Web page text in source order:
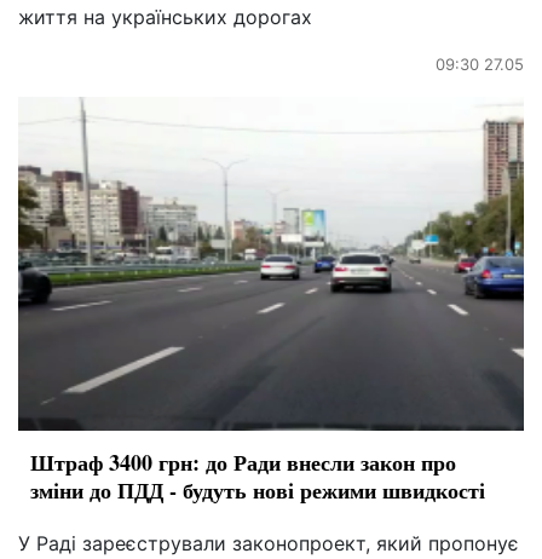
життя на українських дорогах
09:30 27.05
Штраф 3400 грн: до Ради внесли закон про
зміни до ПДД - будуть нові режими швидкості
У Раді зареєстрували законопроект, який пропонує